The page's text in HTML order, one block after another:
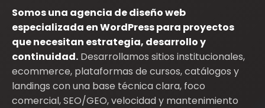
Somos una agencia de diseño web
especializada en WordPress para proyectos
que necesitan estrategia, desarrollo y
continuidad. Desarrollamos sitios institucionales,
ecommerce, plataformas de cursos, catálogos y
landings con una base técnica clara, foco
comercial, SEO/GEO, velocidad y mantenimiento